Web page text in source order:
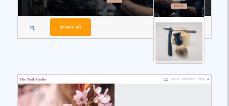
व्यू का चयन करें